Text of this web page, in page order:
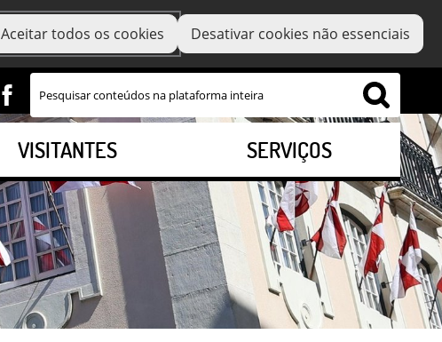
Aceitar todos os cookies Desativar cookies não essenciais
VISITANTES SERVIÇOS